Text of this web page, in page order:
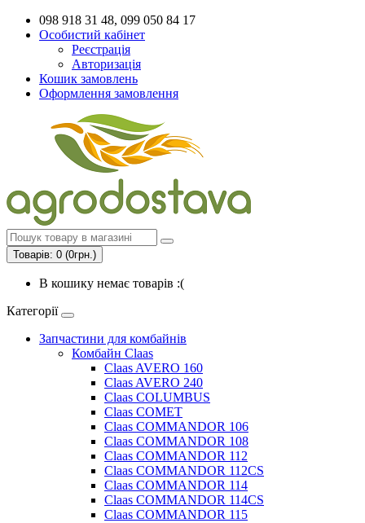
098 918 31 48, 099 050 84 17
Особистий кабінет
Реєстрація
Авторизація
Кошик замовлень
Оформлення замовлення
Товарів: 0 (0грн.)
В кошику немає товарів :(
Категорії
Запчастини для комбайнів
Комбайн Claas
Claas AVERO 160
Claas AVERO 240
Claas COLUMBUS
Claas COMET
Claas COMMANDOR 106
Claas COMMANDOR 108
Claas COMMANDOR 112
Claas COMMANDOR 112CS
Claas COMMANDOR 114
Claas COMMANDOR 114CS
Claas COMMANDOR 115